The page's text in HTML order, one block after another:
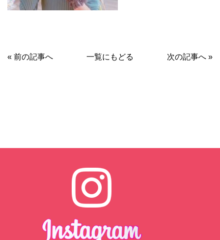
« 前の記事へ 一覧にもどる 次の記事へ »